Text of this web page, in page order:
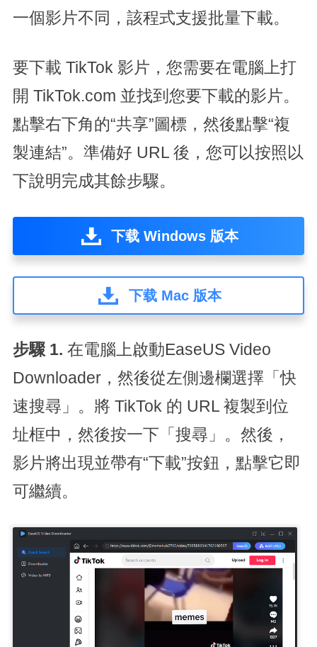
一個影片不同，該程式支援批量下載。
要下載 TikTok 影片，您需要在電腦上打
開 TikTok.com 並找到您要下載的影片。
點擊右下角的“共享”圖標，然後點擊“複
製連結”。準備好 URL 後，您可以按照以
下說明完成其餘步驟。
下载 Windows 版本
下载 Mac 版本
步驟 1. 在電腦上啟動EaseUS Video
Downloader，然後從左側邊欄選擇「快
速搜尋」。將 TikTok 的 URL 複製到位
址框中，然後按一下「搜尋」。然後，
影片將出現並帶有“下載”按鈕，點擊它即
可繼續。